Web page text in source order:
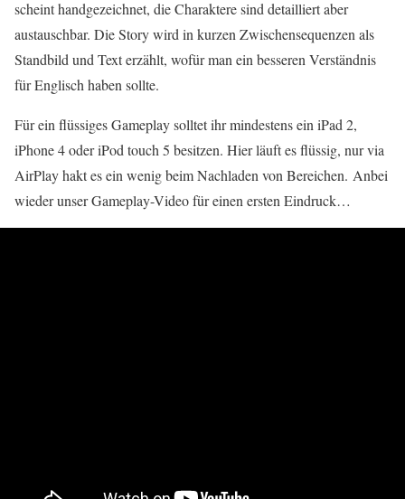
scheint handgezeichnet, die Charaktere sind detailliert aber
austauschbar. Die Story wird in kurzen Zwischensequenzen als
Standbild und Text erzählt, wofür man ein besseren Verständnis
für Englisch haben sollte.
Für ein flüssiges Gameplay solltet ihr mindestens ein iPad 2,
iPhone 4 oder iPod touch 5 besitzen. Hier läuft es flüssig, nur via
AirPlay hakt es ein wenig beim Nachladen von Bereichen. Anbei
wieder unser Gameplay-Video für einen ersten Eindruck…